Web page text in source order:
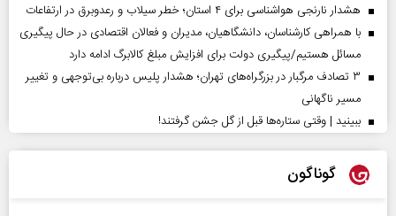
هشدار نارنجی هواشناسی برای ۴ استان؛ خطر سیلاب و رعدوبرق در ارتفاعات
با همراهی کارشناسان، دانشگاهیان، مدیران و فعالان اقتصادی در حال پیگیری
مسائل هستیم/پیگیری دولت برای افزایش مبلغ کالابرگ ادامه دارد
۳ تصادف مرگبار در بزرگراه‌های تهران؛ هشدار پلیس درباره بی‌توجهی و تغییر
مسیر ناگهانی
ببینید | وقتی ستاره‌ها قبل از گل جشن گرفتند!
گوناگون